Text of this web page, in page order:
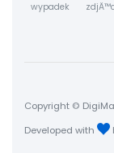
wypadek
Copyright ©
Developed with